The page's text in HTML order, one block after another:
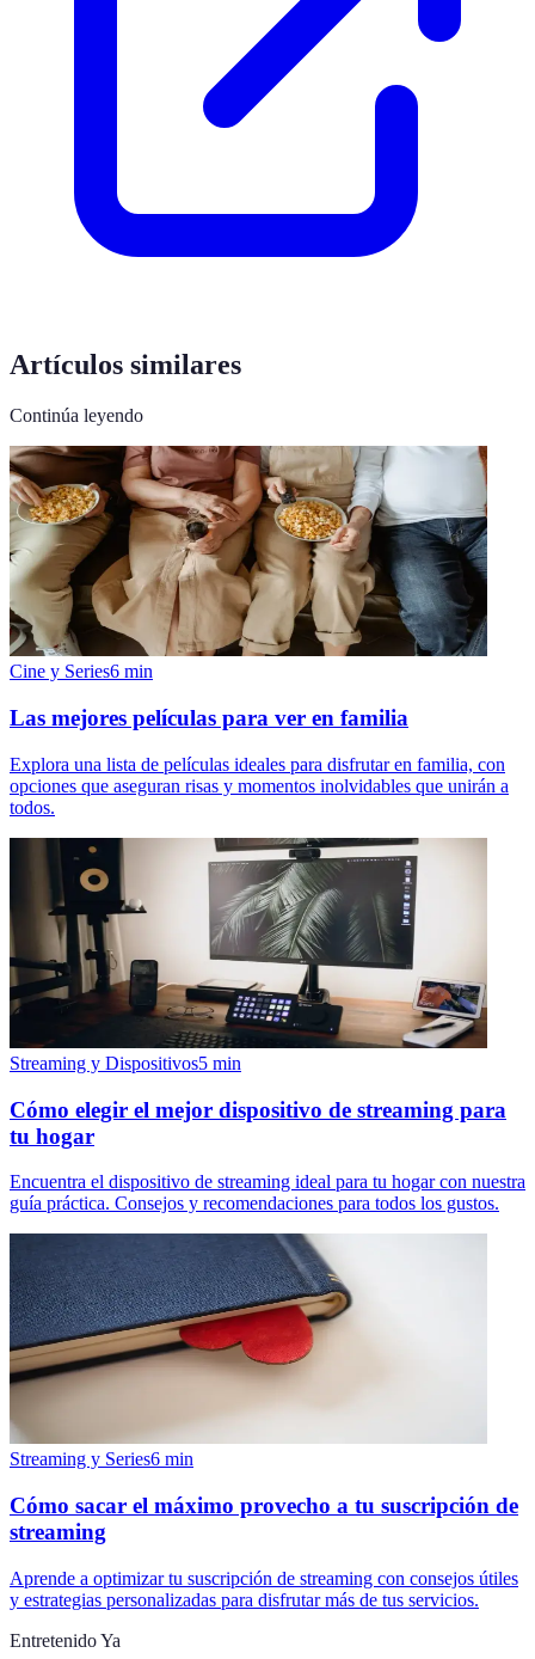
Artículos similares
Continúa leyendo
Cine y Series6 min
Las mejores películas para ver en familia
Explora una lista de películas ideales para disfrutar en familia, con
opciones que aseguran risas y momentos inolvidables que unirán a
todos.
Streaming y Dispositivos5 min
Cómo elegir el mejor dispositivo de streaming para
tu hogar
Encuentra el dispositivo de streaming ideal para tu hogar con nuestra
guía práctica. Consejos y recomendaciones para todos los gustos.
Streaming y Series6 min
Cómo sacar el máximo provecho a tu suscripción de
streaming
Aprende a optimizar tu suscripción de streaming con consejos útiles
y estrategias personalizadas para disfrutar más de tus servicios.
Entretenido Ya